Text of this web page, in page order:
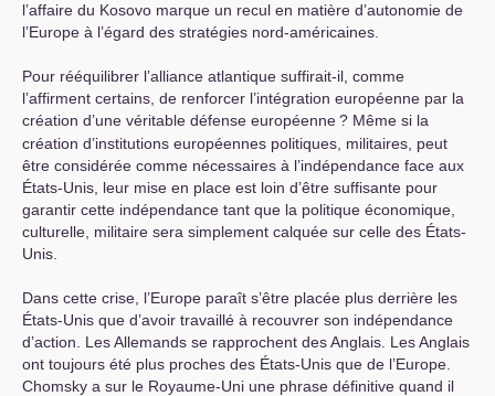
l’affaire du Kosovo marque un recul en matière d’autonomie de
l’Europe à l’égard des stratégies nord-américaines.
Pour rééquilibrer l’alliance atlantique suffirait-il, comme
l’affirment certains, de renforcer l’intégration européenne par la
création d’une véritable défense européenne? Même si la
création d’institutions européennes politiques, militaires, peut
être considérée comme nécessaires à l’indépendance face aux
États-Unis, leur mise en place est loin d’être suffisante pour
garantir cette indépendance tant que la politique économique,
culturelle, militaire sera simplement calquée sur celle des États-
Unis.
Dans cette crise, l’Europe paraît s’être placée plus derrière les
États-Unis que d’avoir travaillé à recouvrer son indépendance
d’action. Les Allemands se rapprochent des Anglais. Les Anglais
ont toujours été plus proches des États-Unis que de l’Europe.
Chomsky a sur le Royaume-Uni une phrase définitive quand il